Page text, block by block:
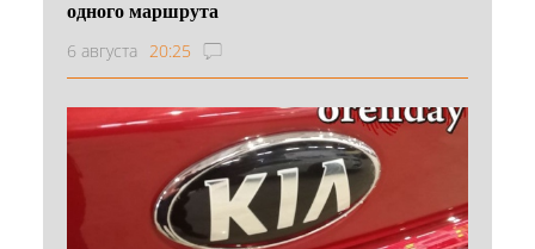
одного маршрута
6 августа 20:25